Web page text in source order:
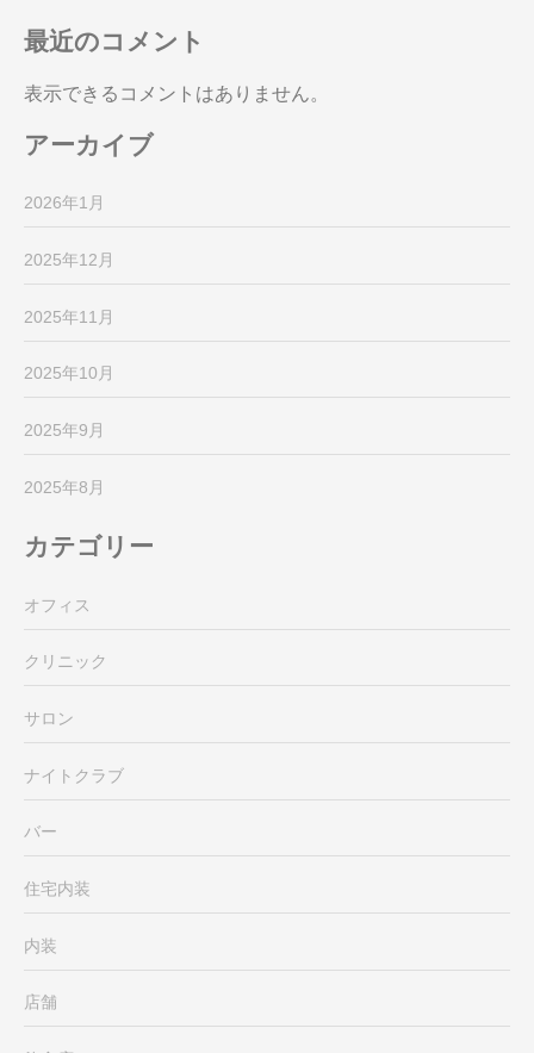
最近のコメント
表示できるコメントはありません。
アーカイブ
2026年1月
2025年12月
2025年11月
2025年10月
2025年9月
2025年8月
カテゴリー
オフィス
クリニック
サロン
ナイトクラブ
バー
住宅内装
内装
店舗